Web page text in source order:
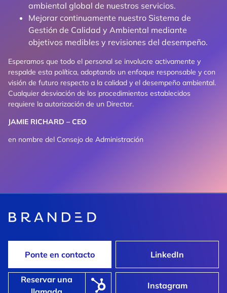
ambiental global de nuestros servicios.
Mejorar continuamente nuestro Sistema de
Gestión de Calidad y Ambiental mediante
objetivos medibles y revisiones del desempeño.
Esperamos que todo el personal se involucre activamente y
respalde esta política, adoptando un enfoque responsable y con
visión de futuro respecto a la calidad y el desempeño ambiental.
Cualquier desviación de los procedimientos establecidos
requiere la autorización de un Director.
JAMIE RICHARD – CEO
en nombre del Consejo de Administración
Ponte en contacto LinkedIn
Reservar una
Instagram